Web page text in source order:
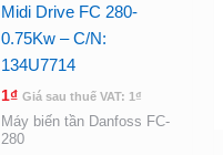
Midi Drive FC 280-
0.75Kw – C/N:
134U7714
1₫ Giá sau thuế VAT: 1₫
Máy biến tần Danfoss FC-
280